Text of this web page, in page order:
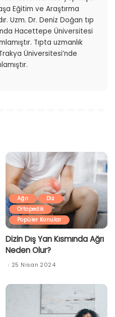
Eğitim ve Araştırma
Uzm. Dr. Deniz Doğan tıp
Hacettepe Üniversitesi
Tıpta uzmanlık
Üniversitesi’nde
Ağrı
Diz
Ortopedik
Popüler Konular
Dizin Dış Yan Kısmında Ağrı
Neden Olur?
25 Nisan 2024